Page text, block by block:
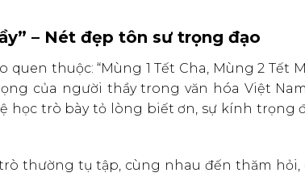
– Nét đẹp tôn sư trọng đạo
quen thuộc: “Mùng 1 Tết Cha, Mùng 2 Tết
của người thầy trong văn hóa Việt
học trò bày tỏ lòng biết ơn, sự kính trọng
thường tụ tập, cùng nhau đến thăm